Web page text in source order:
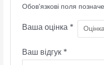
Обов’язкові поля
Ваша оцінка *
Ваш відгук *